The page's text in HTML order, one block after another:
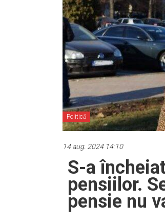
Politică
14 aug. 2024 14:10
S-a
pensiilor.
pensie nu